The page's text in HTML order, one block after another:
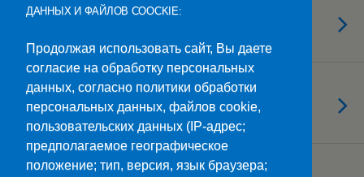
18.11.2022
Открытый урок
17.11.2022
ДАННЫХ И ФАЙЛОВ COOCKIE:
Продолжая использовать сайт, Вы даете
согласие на обработку персональных
данных, согласно политики обработки
персональных данных, файлов cookie,
пользовательских данных (IP-адрес;
предполагаемое географическое
положение; тип, версия, язык браузера;